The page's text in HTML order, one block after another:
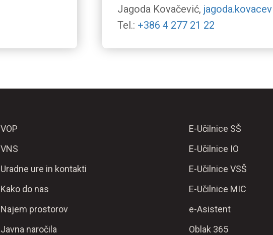
Jagoda Kovačević,
Tel.: +386 4 277 21 22
VOP
VNS
Uradne ure in kontakti
Kako do nas
Najem prostorov
Javna naročila
E-Učilnice SŠ
E-Učilnice IO
E-Učilnice VSŠ
E-Učilnice MIC
e-Asistent
Oblak 365